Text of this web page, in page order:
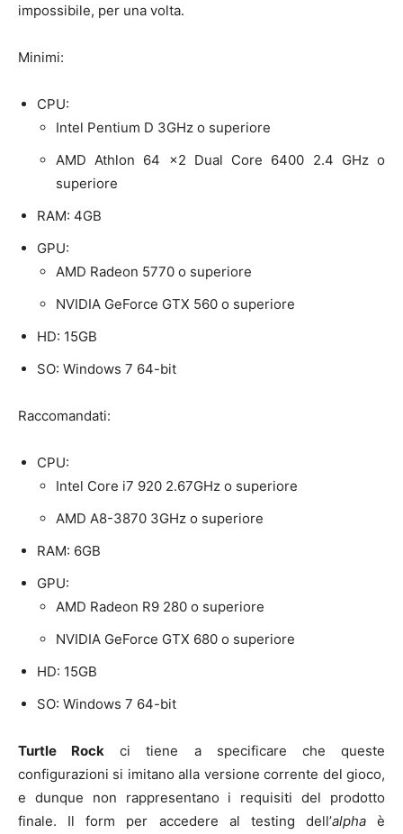
impossibile, per una volta.
Minimi:
CPU:
Intel Pentium D 3GHz o superiore
AMD Athlon 64 x2 Dual Core 6400 2.4 GHz o
superiore
RAM: 4GB
GPU:
AMD Radeon 5770 o superiore
NVIDIA GeForce GTX 560 o superiore
HD: 15GB
SO: Windows 7 64-bit
Raccomandati:
CPU:
Intel Core i7 920 2.67GHz o superiore
AMD A8-3870 3GHz o superiore
RAM: 6GB
GPU:
AMD Radeon R9 280 o superiore
NVIDIA GeForce GTX 680 o superiore
HD: 15GB
SO: Windows 7 64-bit
Turtle Rock ci tiene a specificare che queste
configurazioni si imitano alla versione corrente del gioco,
e dunque non rappresentano i requisiti del prodotto
finale. Il form per accedere al testing dell’alpha è